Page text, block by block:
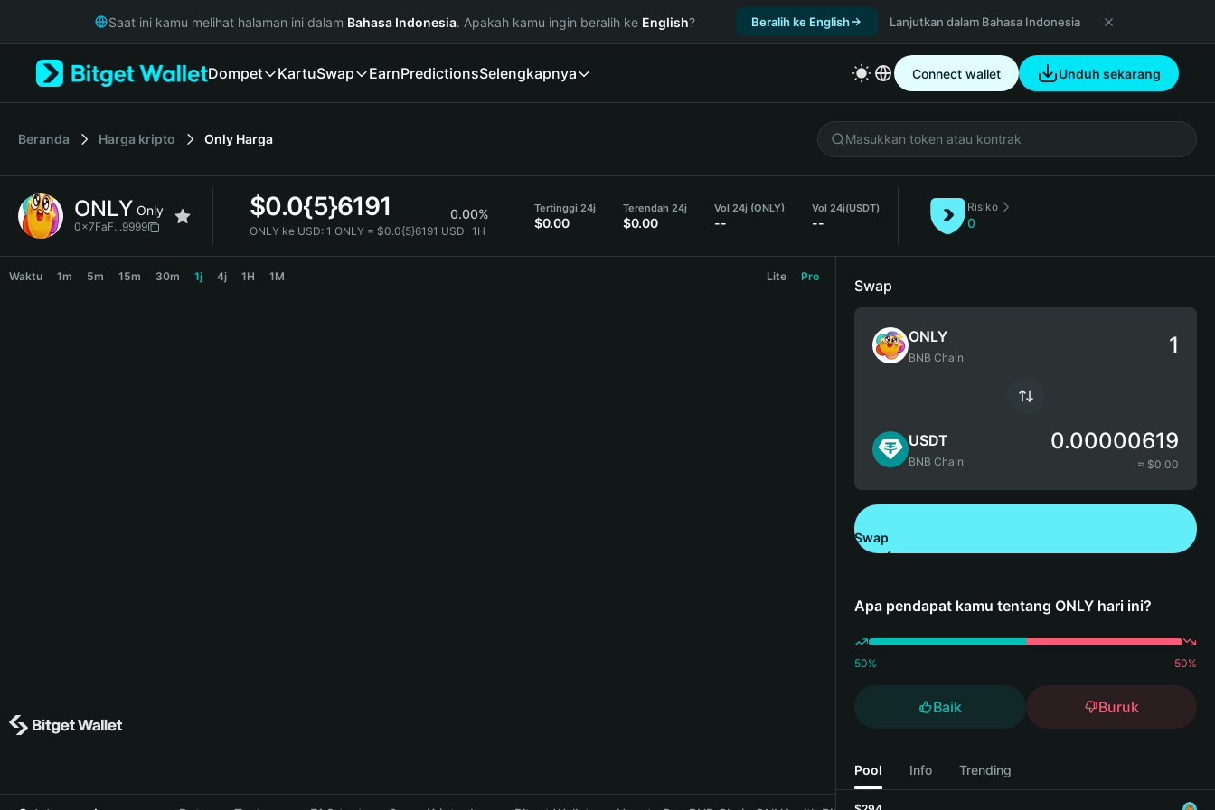
Русский
Italiano
简体中文
繁體中文
Bahasa Indonesia
Saat ini kamu melihat halaman ini dalam Bahasa Indonesia. Apakah kamu ingin beralih ke English? Beralih ke English Lanjutkan dalam Bahasa Indonesia
Dompet KartuSwap EarnPredictionsSelengkapnya Connect wallet Unduh sekarang
Beranda Harga kripto Only Harga
ONLY Only
0x7FaF...9999
$0.0{5}6191 0.00%
ONLY ke USD: 1 ONLY = $0.0{5}6191 USD 1H
Tertinggi 24j
$0.00
Terendah 24j
$0.00
Vol 24j (ONLY)
--
Vol 24j(USDT)
--
Risiko
0
Waktu 1m 5m 15m 30m 1j 4j 1H 1M Lite Pro
Swap
ONLY
BNB Chain
USDT
BNB Chain
0.00000619
≈ $0.00
Swap
Apa pendapat kamu tentang ONLY hari ini?
50% 50%
Baik Buruk
Pool Info Trending